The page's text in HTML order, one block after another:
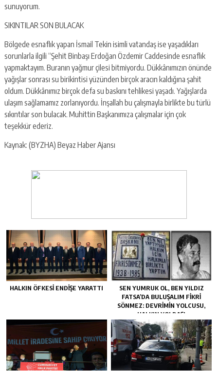
sunuyorum.
SIKINTILAR SON BULACAK
Bölgede esnaflık yapan İsmail Tekin isimli vatandaş ise yaşadıkları
sorunlarla ilgili “Şehit Binbaşı Erdoğan Özdemir Caddesinde esnaflık
yapmaktayım. Buranın yağmur çilesi bitmiyordu. Dükkânımızın önünde
yağışlar sonrası su birikintisi yüzünden birçok aracın kaldığına şahit
oldum. Dükkânımız birçok defa su baskını tehlikesi yaşadı. Yağışlarda
ulaşım sağlamamız zorlanıyordu. İnşallah bu çalışmayla birlikte bu türlü
sıkıntılar son bulacak. Muhittin Başkanımıza çalışmalar için çok
teşekkür ederiz.
Kaynak: (BYZHA) Beyaz Haber Ajansı
HALKIN ÖFKESI ENDIŞE YARATTI
SEN YUMRUK OL, BEN YILDIZ
FATSA’DA BULUŞALIM FIKRI
SÖNMEZ: DEVRIMIN YOLCUSU,
HALKIN YOLDAŞI